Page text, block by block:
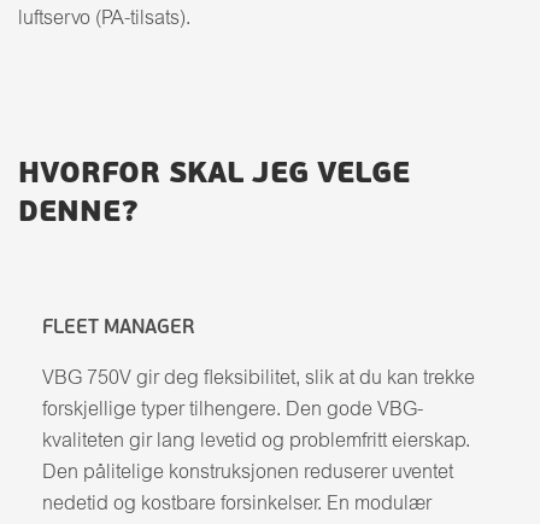
luftservo (PA-tilsats).
HVORFOR SKAL JEG VELGE
DENNE?
FLEET MANAGER
VBG 750V gir deg fleksibilitet, slik at du kan trekke
forskjellige typer tilhengere. Den gode VBG-
kvaliteten gir lang levetid og problemfritt eierskap.
Den pålitelige konstruksjonen reduserer uventet
nedetid og kostbare forsinkelser. En modulær